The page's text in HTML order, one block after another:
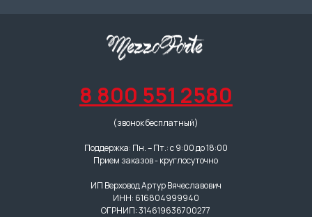
8 800 551 2580
(звонок бесплатный)
Поддержка: Пн. – Пт.: с 9:00 до 18:00
Прием заказов - круглосуточно
ИП Верховод Артур Вячеславович
ИНН: 616804999940
ОГРНИП: 314619636700277